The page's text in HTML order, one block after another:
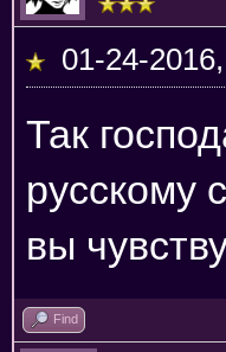
01-24-
Так
русскому
вы
Find